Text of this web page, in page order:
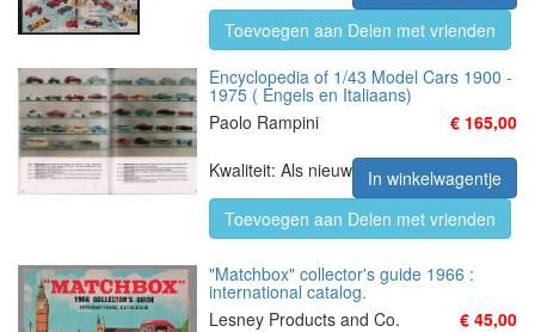
Toevoegen aan Delen met vrienden
Encyclopedia of 1/43 Model Cars 1900 -
1975 ( Engels en Italiaans)
Paolo Rampini
€ 165,00
Kwaliteit: Als nieuw
In winkelwagentje
Toevoegen aan Delen met vrienden
"Matchbox" collector's guide 1966 :
international catalog.
Lesney Products and Co.
€ 45,00